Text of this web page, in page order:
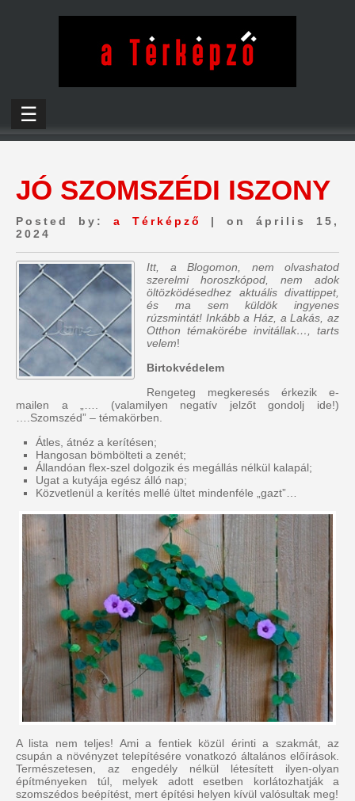
☰
JÓ SZOMSZÉDI ISZONY
Posted by: a Térképző
| on április 15,
2024
Itt, a Blogomon, nem olvashatod
szerelmi horoszkópod, nem adok
öltözködésedhez aktuális divattippet,
és ma sem küldök ingyenes
rúzsmintát! Inkább a Ház, a Lakás, az
Otthon témakörébe invitállak…, tarts
velem!
Birtokvédelem
Rengeteg megkeresés érkezik e-
mailen a „…. (valamilyen negatív jelzőt gondolj ide!)
….Szomszéd” – témakörben.
Átles, átnéz a kerítésen;
Hangosan bömbölteti a zenét;
Állandóan flex-szel dolgozik és megállás nélkül kalapál;
Ugat a kutyája egész álló nap;
Közvetlenül a kerítés mellé ültet mindenféle „gazt”…
A lista nem teljes! Ami a fentiek közül érinti a szakmát, az
csupán a növényzet telepítésére vonatkozó általános előírások.
Természetesen, az engedély nélkül létesített ilyen-olyan
építményeken túl, melyek adott esetben korlátozhatják a
szomszédos beépítést, mert építési helyen kívül valósultak meg!